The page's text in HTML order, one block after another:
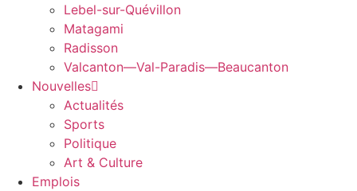
Lebel-sur-Quévillon
Matagami
Radisson
Valcanton—Val-Paradis—Beaucanton
Nouvelles
Actualités
Sports
Politique
Art & Culture
Emplois